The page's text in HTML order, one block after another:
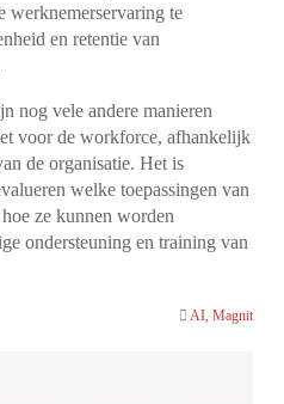
werknemerservaring te
en retentie van
nog vele andere manieren
voor de workforce, afhankelijk
de organisatie. Het is
welke toepassingen van
ze kunnen worden
ondersteuning en training van
AI, Magnit